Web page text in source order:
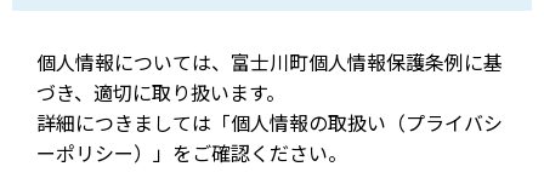
個人情報については、富士川町個人情報保護条例に基
づき、適切に取り扱います。
詳細につきましては「個人情報の取扱い（プライバシ
ーポリシー）」をご確認ください。